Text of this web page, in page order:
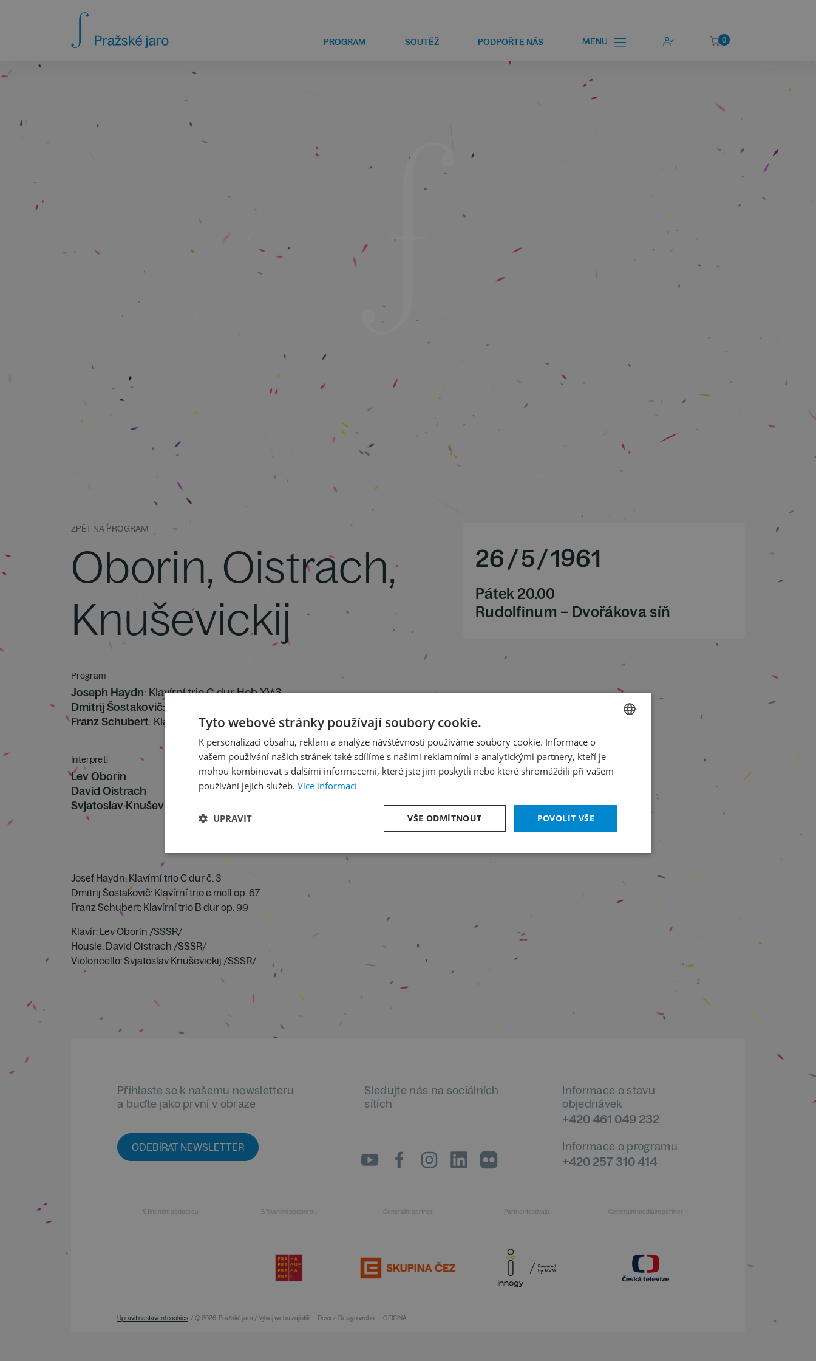
PROGRAM SOUTĚŽ PODPOŘTE NÁS MENU 0
ZPĚT NA PROGRAM
Oborin, Oistrach,
Knuševickij
Program
Joseph Haydn: Klavírní trio C dur Hob.XV:3
Dmitrij Šostakovič: Klavírní trio č. 2 e moll op. 67
Franz Schubert: Klavírní trio č. 1 B dur op. 99
Interpreti
Lev Oborin
David Oistrach
Svjatoslav Knuševickij
26/5/1961
Pátek 20.00
Rudolfinum – Dvořákova síň
Josef Haydn: Klavírní trio C dur č. 3
Dmitrij Šostakovič: Klavírní trio e moll op. 67
Franz Schubert: Klavírní trio B dur op. 99
Klavír: Lev Oborin /SSSR/
Housle: David Oistrach /SSSR/
Violoncello: Svjatoslav Knuševickij /SSSR/
Přihlaste se k našemu newsletteru
a buďte jako první v obraze
ODEBÍRAT NEWSLETTER
Sledujte nás na sociálních
sítích
Informace o stavu
objednávek
+420 461 049 232
Informace o programu
+420 257 310 414
S finanční podporou S finanční podporou Generální partner Partner festivalu Generální mediální partner
Upravit nastavení cookies / © 2026 Pražské jaro / Vývoj webu zajistili — Devx / Design webu — OFICINA
ENGLISH
Tyto webové stránky používají soubory cookie.
K personalizaci obsahu, reklam a analýze návštěvnosti používáme soubory cookie. Informace o
vašem používání našich stránek také sdílíme s našimi reklamními a analytickými partnery, kteří je
mohou kombinovat s dalšími informacemi, které jste jim poskytli nebo které shromáždili při vašem
používání jejich služeb. Více informací
POVOLIT VŠE
VŠE ODMÍTNOUT
UPRAVIT